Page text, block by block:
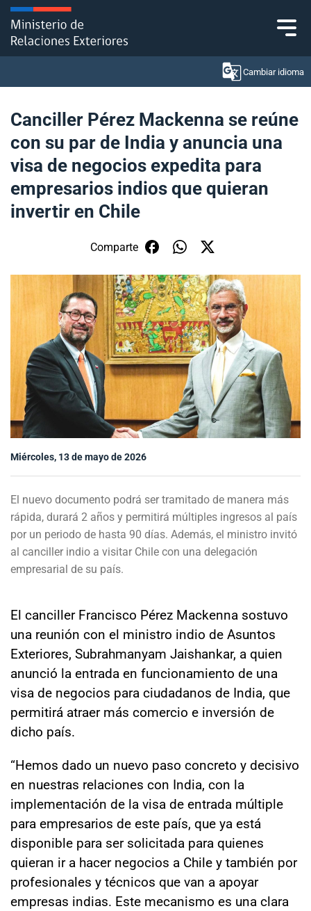
Click acá para ir directamente al contenido
Cambiar idioma
Ministerio
Política Exterior
Embajadas y consulados
Servicios ciudadanos
Subsecretaría de Relaciones Económicas
Internacionales
Sala de prensa
modo claro
Canciller Pérez Mackenna se reúne
con su par de India y anuncia una
visa de negocios expedita para
empresarios indios que quieran
invertir en Chile
Comparte
Miércoles, 13 de mayo de 2026
El nuevo documento podrá ser tramitado de manera más
rápida, durará 2 años y permitirá múltiples ingresos al país
por un periodo de hasta 90 días. Además, el ministro invitó
al canciller indio a visitar Chile con una delegación
empresarial de su país.
El canciller Francisco Pérez Mackenna sostuvo
una reunión con el ministro indio de Asuntos
Exteriores, Subrahmanyam Jaishankar, a quien
anunció la entrada en funcionamiento de una
visa de negocios para ciudadanos de India, que
permitirá atraer más comercio e inversión de
dicho país.
“Hemos dado un nuevo paso concreto y decisivo
en nuestras relaciones con India, con la
implementación de la visa de entrada múltiple
para empresarios de este país, que ya está
disponible para ser solicitada para quienes
quieran ir a hacer negocios a Chile y también por
profesionales y técnicos que van a apoyar
empresas indias. Este mecanismo es una clara